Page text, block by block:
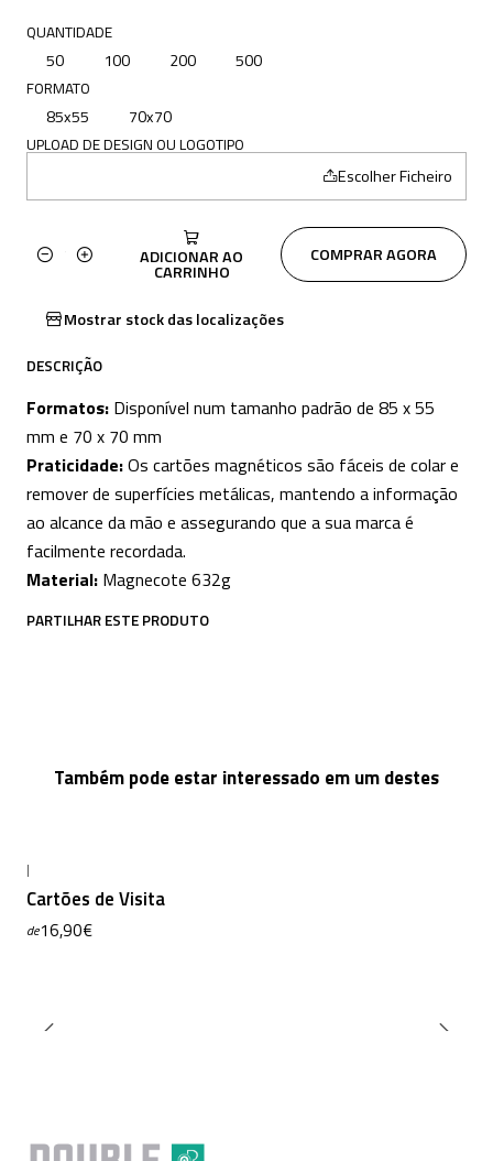
QUANTIDADE
50 100 200 500
FORMATO
85x55 70x70
UPLOAD DE DESIGN OU LOGOTIPO
Escolher Ficheiro
Quantidade ADICIONAR AO
CARRINHO
COMPRAR AGORA
Mostrar stock das localizações
DESCRIÇÃO
Formatos: Disponível num tamanho padrão de 85 x 55
mm e 70 x 70 mm
Praticidade:Os cartões magnéticos são fáceis de colar e
remover de superfícies metálicas, mantendo a informação
ao alcance da mão e assegurando que a sua marca é
facilmente recordada.
Material: Magnecote 632g
PARTILHAR ESTE PRODUTO
Também pode estar interessado em um destes
|
Cartões de Visita
de16,90€